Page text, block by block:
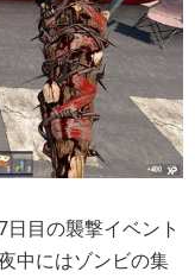
目の襲撃イベント
中にはゾンビの集